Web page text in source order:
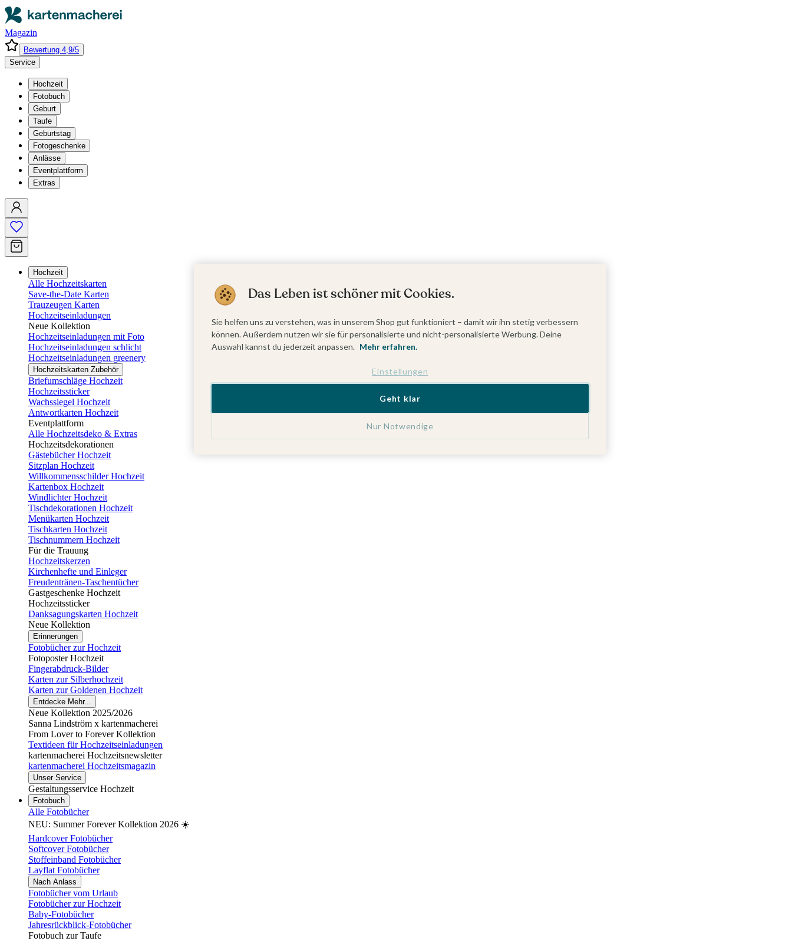
Magazin
Bewertung 4,9/5
Service
Hochzeit
Fotobuch
Geburt
Taufe
Geburtstag
Fotogeschenke
Anlässe
Eventplattform
Extras
Hochzeit
Alle Hochzeitskarten
Save-the-Date Karten
Trauzeugen Karten
Hochzeitseinladungen
Neue Kollektion
Hochzeitseinladungen mit Foto
Hochzeitseinladungen schlicht
Hochzeitseinladungen greenery
Hochzeitskarten Zubehör
Briefumschläge Hochzeit
Hochzeitssticker
Wachssiegel Hochzeit
Antwortkarten Hochzeit
Eventplattform
Alle Hochzeitsdeko & Extras
Hochzeitsdekorationen
Gästebücher Hochzeit
Sitzplan Hochzeit
Willkommensschilder Hochzeit
Kartenbox Hochzeit
Windlichter Hochzeit
Tischdekorationen Hochzeit
Menükarten Hochzeit
Tischkarten Hochzeit
Tischnummern Hochzeit
Für die Trauung
Hochzeitskerzen
Kirchenhefte und Einleger
Freudentränen-Taschentücher
Gastgeschenke Hochzeit
Hochzeitssticker
Danksagungskarten Hochzeit
Neue Kollektion
Erinnerungen
Fotobücher zur Hochzeit
Fotoposter Hochzeit
Fingerabdruck-Bilder
Karten zur Silberhochzeit
Karten zur Goldenen Hochzeit
Entdecke Mehr...
Neue Kollektion 2025/2026
Sanna Lindström x kartenmacherei
From Lover to Forever Kollektion
Textideen für Hochzeitseinladungen
kartenmacherei Hochzeitsnewsletter
kartenmacherei Hochzeitsmagazin
Unser Service
Gestaltungsservice Hochzeit
Fotobuch
Alle Fotobücher
NEU: Summer Forever Kollektion 2026 ☀️
Hardcover Fotobücher
Softcover Fotobücher
Stoffeinband Fotobücher
Layflat Fotobücher
Nach Anlass
Fotobücher vom Urlaub
Fotobücher zur Hochzeit
Baby-Fotobücher
Jahresrückblick-Fotobücher
Fotobuch zur Taufe
Das Leben ist schöner mit Cookies.
Sie helfen uns zu verstehen, was in unserem Shop gut funktioniert – damit wir ihn stetig verbessern
können. Außerdem nutzen wir sie für personalisierte und nicht-personalisierte Werbung. Deine
Auswahl kannst du jederzeit anpassen. Mehr erfahren.
Einstellungen
Nur Notwendige
Geht klar